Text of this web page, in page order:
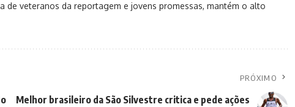
de veteranos da reportagem e jovens promessas, mantém o alto
PRÓXIMO
Melhor brasileiro da São Silvestre critica e pede ações